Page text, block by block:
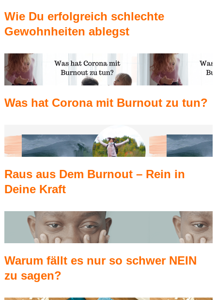
Wie Du erfolgreich schlechte
Gewohnheiten ablegst
Was hat Corona mit Burnout zu tun?
Raus aus Dem Burnout – Rein in
Deine Kraft
Warum fällt es nur so schwer NEIN
zu sagen?